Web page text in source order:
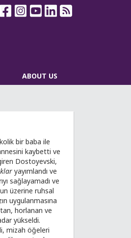
ABOUT US
bir baba ile
kaybetti ve
Dostoyevski,
yayımlandı ve
sağlayamadı ve
üzerine ruhsal
uygulanmasına
horlanan ve
yükseldi.
mizah öğeleri